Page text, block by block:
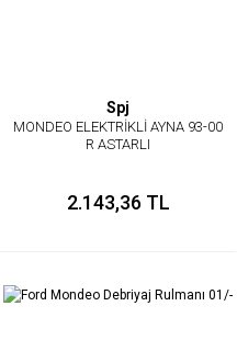
Spj
MONDEO ELEKTRİKLİ AYNA 93-00
R ASTARLI
2.143,36 TL